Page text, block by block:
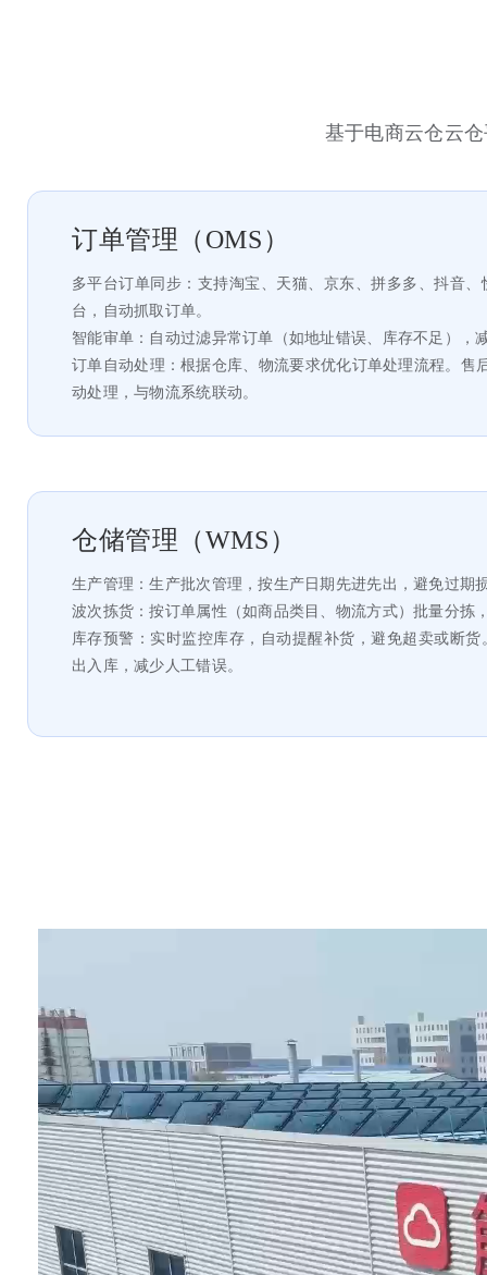
基于电商云仓云
订单管理（OMS）
多平台订单同步：支持淘宝、天猫、京东、拼多多、抖音
台，自动抓取订单。
智能审单：自动过滤异常订单（如地址错误、库存不足），
订单自动处理：根据仓库、物流要求优化订单处理流程。售
动处理，与物流系统联动。
仓储管理（WMS）
生产管理：生产批次管理，按生产日期先进先出，避免过期
波次拣货：按订单属性（如商品类目、物流方式）批量分拣
库存预警：实时监控库存，自动提醒补货，避免超卖或断
出入库，减少人工错误。